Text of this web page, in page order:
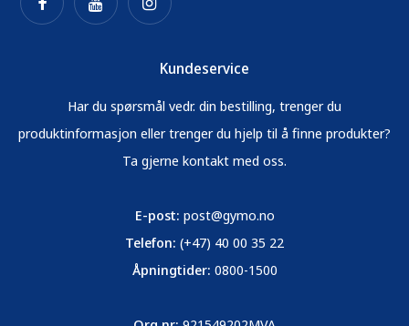
Kundeservice
Har du spørsmål vedr. din bestilling, trenger du
produktinformasjon eller trenger du hjelp til å finne produkter?
Ta gjerne kontakt med oss.
E-post: post@gymo.no
Telefon: (+47) 40 00 35 22
Åpningtider: 0800-1500